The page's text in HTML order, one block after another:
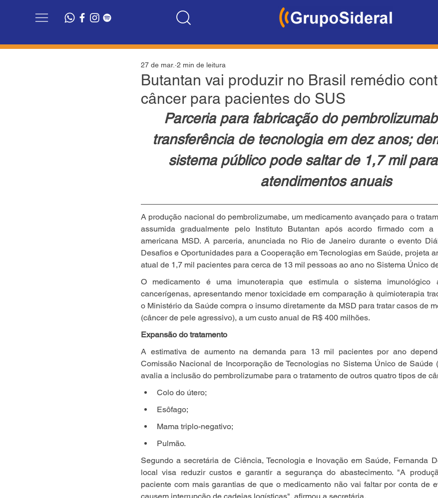
Butantan vai produzir no Brasil remédio
câncer para pacientes do SUS
27 de mar. 2 min de leitura
Parceria para fabricação do
transferência de tecnologia em dez anos;
sistema público pode saltar de 1,7 mil
atendimentos anuais
A produção nacional do pembrolizumabe, um medicamento avançado para o
assumida gradualmente pelo Instituto Butantan após acordo firmado com a
americana MSD. A parceria, anunciada no Rio de Janeiro durante o evento
Desafios e Oportunidades para a Cooperação em Tecnologias em Saúde, projeta
atual de 1,7 mil pacientes para cerca de 13 mil pessoas ao ano no Sistema Único
O medicamento é uma imunoterapia que estimula o sistema imunológico
cancerígenas, apresentando menor toxicidade em comparação à quimioterapia
o Ministério da Saúde compra o insumo diretamente da MSD para tratar casos de
(câncer de pele agressivo), a um custo anual de R$ 400 milhões.
Expansão do tratamento
A estimativa de aumento na demanda para 13 mil pacientes por ano
Comissão Nacional de Incorporação de Tecnologias no Sistema Único de Saúde
avalia a inclusão do pembrolizumabe para o tratamento de outros quatro tipos de
Colo do útero;
Esôfago;
Mama triplo-negativo;
Pulmão.
Segundo a secretária de Ciência, Tecnologia e Inovação em Saúde, Fernanda
local visa reduzir custos e garantir a segurança do abastecimento. "A
paciente com mais garantias de que o medicamento não vai faltar por conta de